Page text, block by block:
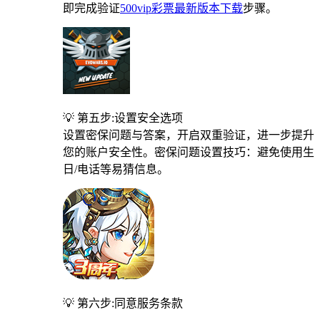
即完成验证500vip彩票最新版本下载步骤。
💡 第五步:设置安全选项
设置密保问题与答案，开启双重验证，进一步提升
您的账户安全性。密保问题设置技巧：避免使用生
日/电话等易猜信息。
💡 第六步:同意服务条款